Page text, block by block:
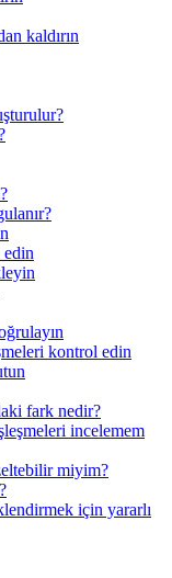
kaldırın
edin
kontrol edin
fark nedir?
incelemem
miyim?
için yararlı